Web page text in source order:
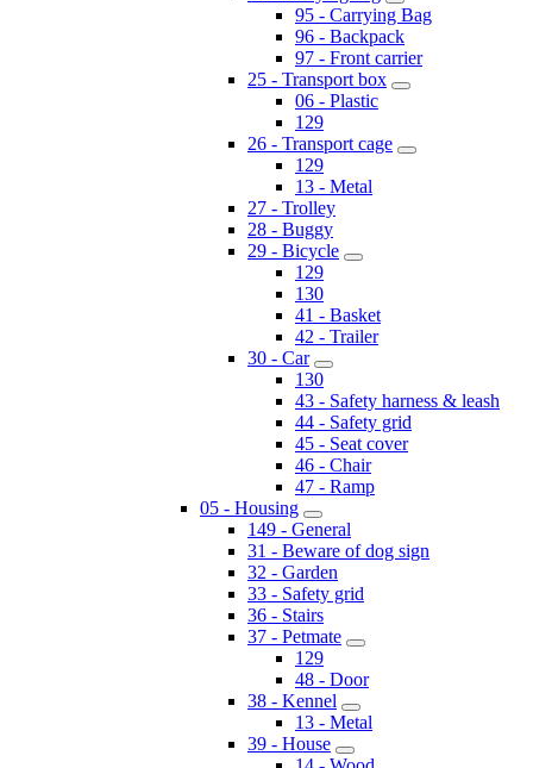
95 - Carrying Bag
96 - Backpack
97 - Front carrier
25 - Transport box
06 - Plastic
129
26 - Transport cage
129
13 - Metal
27 - Trolley
28 - Buggy
29 - Bicycle
129
130
41 - Basket
42 - Trailer
30 - Car
130
43 - Safety harness & leash
44 - Safety grid
45 - Seat cover
46 - Chair
47 - Ramp
05 - Housing
149 - General
31 - Beware of dog sign
32 - Garden
33 - Safety grid
36 - Stairs
37 - Petmate
129
48 - Door
38 - Kennel
13 - Metal
39 - House